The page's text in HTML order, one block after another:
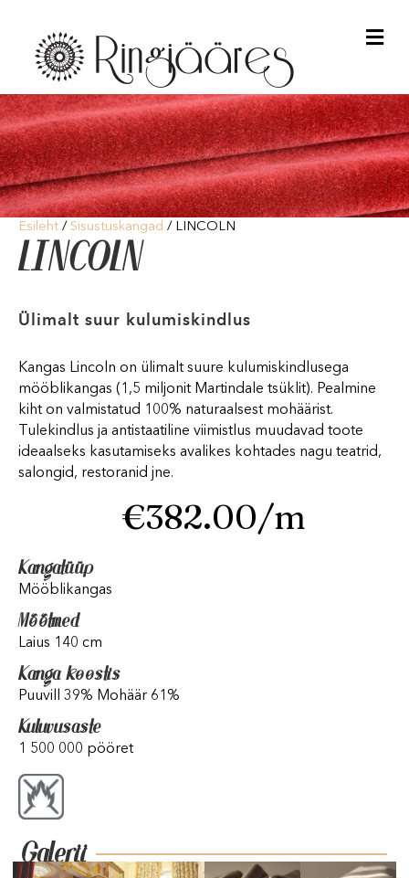
Esileht / Sisustuskangad / LINCOLN
LINCOLN
Ülimalt suur kulumiskindlus
Kangas Lincoln on ülimalt suure kulumiskindlusega
mööblikangas (1,5 miljonit Martindale tsüklit). Pealmine
kiht on valmistatud 100% naturaalsest mohäärist.
Tulekindlus ja antistaatiline viimistlus muudavad toote
ideaalseks kasutamiseks avalikes kohtades nagu teatrid,
salongid, restoranid jne.
€382.00/m
Kangatüüp
Mööblikangas
Mõõtmed
Laius 140 cm
Kanga koostis
Puuvill 39% Mohäär 61%
Kuluvusaste
1 500 000 pööret
Galerii